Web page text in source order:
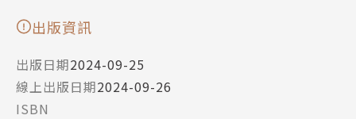
出版資訊
出版日期2024-09-25
線上出版日期2024-09-26
ISBN